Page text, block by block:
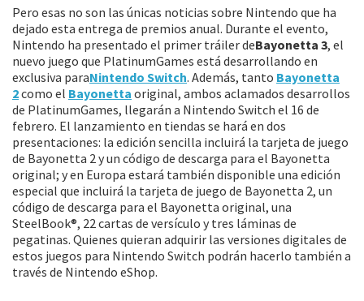
Pero esas no son las únicas noticias sobre Nintendo que ha
dejado esta entrega de premios anual. Durante el evento,
Nintendo ha presentado el primer tráiler deBayonetta 3, el
nuevo juego que PlatinumGames está desarrollando en
exclusiva paraNintendo Switch. Además, tanto Bayonetta
2como el Bayonetta original, ambos aclamados desarrollos
de PlatinumGames, llegarán a Nintendo Switch el 16 de
febrero. El lanzamiento en tiendas se hará en dos
presentaciones: la edición sencilla incluirá la tarjeta de juego
de Bayonetta 2 y un código de descarga para el Bayonetta
original; y en Europa estará también disponible una edición
especial que incluirá la tarjeta de juego de Bayonetta 2, un
código de descarga para el Bayonetta original, una
SteelBook®, 22 cartas de versículo y tres láminas de
pegatinas. Quienes quieran adquirir las versiones digitales de
estos juegos para Nintendo Switch podrán hacerlo también a
través de Nintendo eShop.